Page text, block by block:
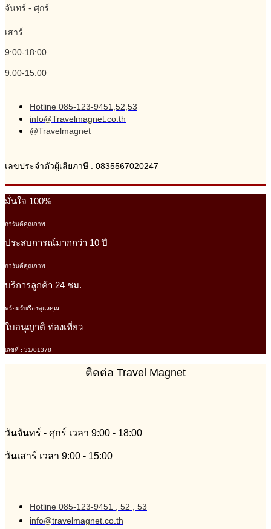
จันทร์ - ศุกร์
เสาร์
9:00-18:00
9:00-15:00
Hotline 085-123-9451,52,53
info@Travelmagnet.co.th
@Travelmagnet
เลขประจำตัวผู้เสียภาษี : 0835567020247
มั่นใจ 100%
การันตีคุณภาพ
ประสบการณ์มากกว่า 10 ปี
การันตีคุณภาพ
บริการลูกค้า 24 ชม.
พร้อมรับเรื่องดูแลคุณ
ใบอนุญาติ ท่องเที่ยว
เลขที่ : 31/01378
ติดต่อ Travel Magnet
วันจันทร์ - ศุกร์ เวลา 9:00 - 18:00
วันเสาร์ เวลา 9:00 - 15:00
Hotline 085-123-9451 , 52 , 53
info@travelmagnet.co.th